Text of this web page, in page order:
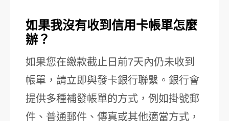
如果我沒有收到信用卡帳單怎麼
辦？
如果您在繳款截止日前7天內仍未收到
帳單，請立即與發卡銀行聯繫。銀行會
提供多種補發帳單的方式，例如掛號郵
件、普通郵件、傳真或其他適當方式，